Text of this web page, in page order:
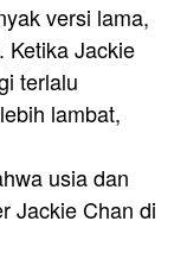
versi lama,
Ketika Jackie
terlalu
lambat,
usia dan
Jackie Chan di